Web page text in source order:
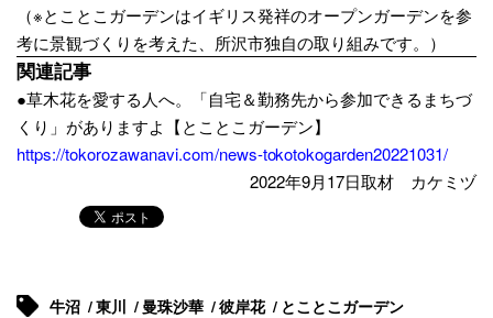
（※とことこガーデンはイギリス発祥のオープンガーデンを参
考に景観づくりを考えた、所沢市独自の取り組みです。）
関連記事
●草木花を愛する人へ。「自宅＆勤務先から参加できるまちづ
くり」がありますよ【とことこガーデン】
https://tokorozawanavi.com/news-tokotokogarden20221031/
2022年9月17日取材 カケミヅ
牛沼 東川 曼珠沙華 彼岸花 とことこガーデン